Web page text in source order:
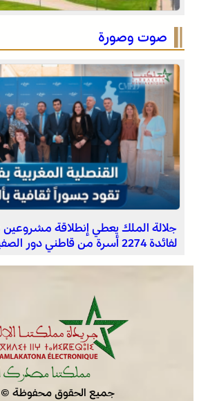
الصحراء المغربية .. كولومبيا تعلن
برقية تعزية ومواساة من أسرة جريدة
النقيب مولاي سليمان العمراني في وفاة
المرحوم مُّحمد العمراني
صوت وصورة
جلالة الملك يعطي إنطلاقة مشروعين
لفائدة 2274 أسرة من قاطني دور الصفيح بالمحمدية .
جميع الحقوق محفوظة ©